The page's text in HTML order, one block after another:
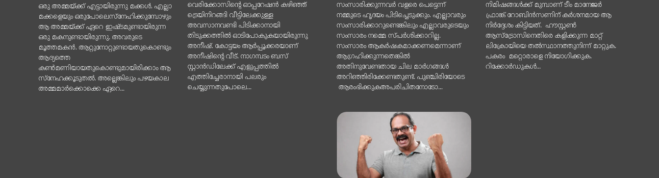
ഒരു അമ്മയ്ക്ക് എട്ടായിരുന്നു മക്കള്‍. എല്ലാ
മക്കളെയും ഒരുപോലെസ്‌നേഹിക്കുമ്പോഴും
ആ അമ്മയ്ക്ക് ഏറെ ഇഷ്ടമുണ്ടായിരുന്ന
ഒരു മകനുണ്ടായിരുന്നു. അവരുടെ
മൂത്തമകന്‍. ആറ്റുനോറ്റുണ്ടായതുകൊണ്ടും
ആദ്യത്തെ
കണ്‍മണിയായതുകൊണ്ടുമായിരിക്കാം ആ
സ്‌നേഹക്കൂടുതല്‍. അല്ലെങ്കിലും പഴയകാല
അമ്മമാര്‍ക്കൊക്കെ ഏറെ...
വെരിക്കോസിന്റെ ഓപ്പറേഷന്‍ കഴിഞ്ഞ്
ട്രെയിനിറങ്ങി വീട്ടിലേക്കുള്ള
അവസാനവണ്ടി പിടിക്കാനായി
തിടുക്കത്തില്‍ ഓടിപോകുകയായിരുന്നു
അനീഷ്. കോട്ടയം ആര്‍പ്പൂക്കരയാണ്
അനീഷിന്റെ വീട്. നാഗമ്പടം ബസ്
സ്റ്റാന്‍ഡിലേക്ക് എളുപ്പത്തില്‍
എത്തിച്ചേരാനായി പലരും
ചെയ്യുന്നതുപോലെ...
സംസാരിക്കുന്നവർ വളരെ പെട്ടെന്ന്
നമ്മുടെ ഹൃദയം പിടിച്ചെടുക്കും. എല്ലാവരും
സംസാരിക്കാറുണ്ടെങ്കിലും എല്ലാവരുടെയും
സംസാരം നമ്മെ സ്പർശിക്കാറില്ല.
സംസാരം ആകർഷകമാക്കണമെന്നാണ്
ആഗ്രഹിക്കുന്നതെങ്കിൽ
അതിനുവേണ്ടതായ ചില മാർഗങ്ങൾ
അറിഞ്ഞിരിക്കേണ്ടതുണ്ട്. പുഞ്ചിരിയോടെ
ആരംഭിക്കുകഅപരിചിതനോടോ...
നിമിഷങ്ങള്‍ക്ക് മുമ്പാണ് ടീം മാനേജര്‍
ഫ്രാങ്ക് റോബിന്‍സണിന് കര്‍ശനമായ ആ
നിര്‍ദ്ദേശം കിട്ടിയത്. ഹൗസ്റ്റണ്‍
ആസ്‌ട്രോസിനെതിരെ കളിക്കുന്ന മാറ്റ്
ലിക്രോയിയെ തല്‍സ്ഥാനത്തുനിന്ന് മാറ്റുക.
പകരം മറ്റൊരാളെ നിയോഗിക്കുക.
റിക്കോര്‍ഡുകള്‍...